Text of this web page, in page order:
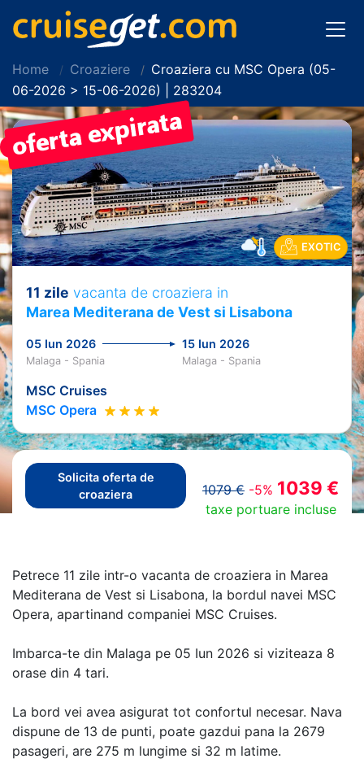
Home Croaziere
Croaziera cu MSC Opera (05-
06-2026 > 15-06-2026) | 283204
PRET REDUS!
EXOTIC
11 zile vacanta de croaziera in
Marea Mediterana de Vest si Lisabona
05 Iun 2026 15 Iun 2026
Malaga - Spania Malaga - Spania
MSC Cruises
MSC Opera
Solicita oferta de
croaziera
1079 € -5% 1039 €
taxe portuare incluse
Petrece 11 zile intr-o vacanta de croaziera in Marea
Mediterana de Vest si Lisabona, la bordul navei MSC
Opera, apartinand companiei MSC Cruises.
Imbarca-te din Malaga pe 05 Iun 2026 si viziteaza 8
orase din 4 tari.
La bord vei avea asigurat tot confortul necesar. Nava
dispune de 13 de punti, poate gazdui pana la 2679
pasageri, are 275 m lungime si 32 m latime.